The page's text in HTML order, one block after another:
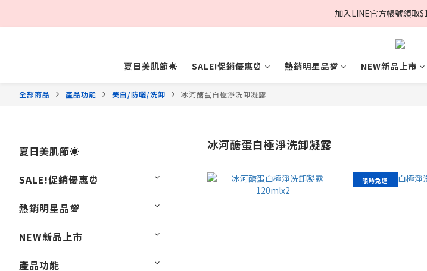
夏日美肌節🏖️輸入折扣碼
加入LINE官方帳號領取
夏日美肌節🏖️輸入折扣碼
夏日美肌節☀️ SALE!促銷優惠⏰ 熱銷明星品💯 NEW新品上市
全部商品 產品功能 美白/防曬/洗卸 冰河醣蛋白極淨洗卸凝露
夏日美肌節☀️
SALE!促銷優惠⏰
熱銷明星品💯
NEW新品上市
產品功能
冰河醣蛋白極淨洗卸凝露
限時免運